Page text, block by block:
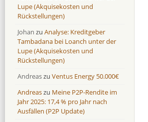
Monestro
9,1 %
Neo Finance
Omaraha
16,4 %
Monestro
>1000%
Neo Finance
Omaraha
18,0 %
Lupe (Akquisekosten und
Rückstellungen)
Johan zu Analyse: Kreditgeber
Tambadana bei Loanch unter der
Lupe (Akquisekosten und
Rückstellungen)
Andreaszu Ventus Energy 50.000€
Andreaszu Meine P2P-Rendite im
Jahr 2025: 17,4 % pro Jahr nach
Ausfällen (P2P Update)